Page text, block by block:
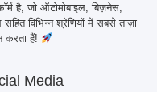
है, जो ऑटोमोबाइल, बिज़नेस,
विभिन्न श्रेणियों में सबसे ताज़ा
करता हैं!
Media